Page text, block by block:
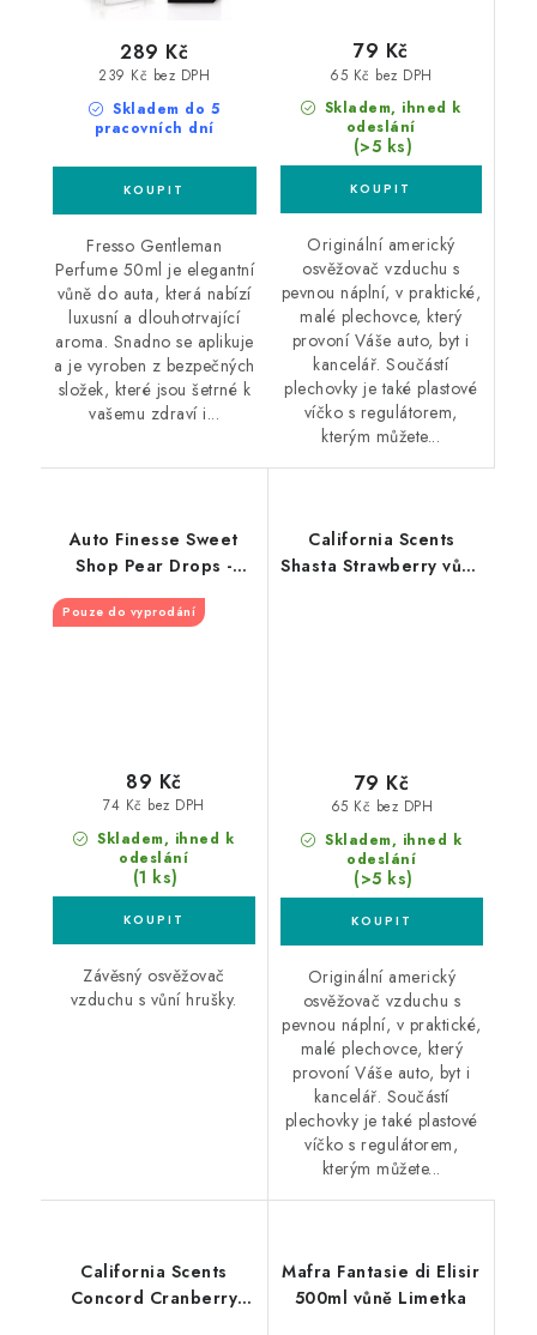
Skladem do 5
pracovních dní
239 Kč bez DPH
289 Kč
Fresso Gentleman
Perfume 50ml je elegantní
vůně do auta, která nabízí
luxusní a dlouhotrvající
aroma. Snadno se aplikuje
a je vyroben z bezpečných
složek, které jsou šetrné k
vašemu zdraví i...
Skladem, ihned k
odeslání
(>5 ks)
65 Kč bez DPH
79 Kč
Originální americký
osvěžovač vzduchu s
pevnou náplní, v praktické,
malé plechovce, který
provoní Váše auto, byt i
kancelář. Součástí
plechovky je také plastové
víčko s regulátorem,
kterým můžete...
Auto Finesse Sweet
Shop Pear Drops -
Hruška
Pouze do vyprodání
Skladem, ihned k
odeslání
(1 ks)
74 Kč bez DPH
89 Kč
Závěsný osvěžovač
vzduchu s vůní hrušky.
California Scents
Shasta Strawberry vůně
Skladem, ihned k
odeslání
(>5 ks)
65 Kč bez DPH
79 Kč
Originální americký
osvěžovač vzduchu s
pevnou náplní, v praktické,
malé plechovce, který
provoní Váše auto, byt i
kancelář. Součástí
plechovky je také plastové
víčko s regulátorem,
kterým můžete...
California Scents
Concord Cranberry
Mafra Fantasie di Elisir
500ml vůně Limetka